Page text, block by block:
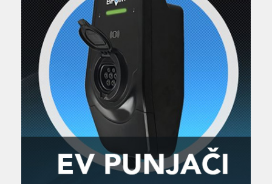
Impressum
Igor Kreč - UmPaDrum
Igor Kukec Brmbi
Slaven Gajdek
MTC - Moto Tour Croatia
Moto putopisi
Vikend vožnje
Zanimljivost
Najave i noviteti